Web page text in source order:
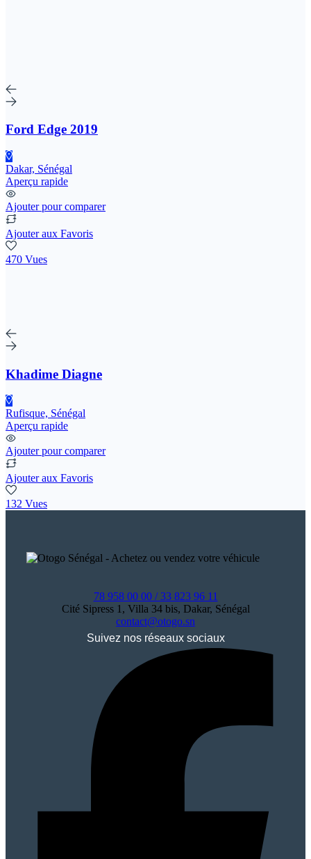
Ford Edge 2019
Dakar, Sénégal
Aperçu rapide
Ajouter pour comparer
Ajouter aux Favoris
470 Vues
Khadime Diagne
Rufisque, Sénégal
Aperçu rapide
Ajouter pour comparer
Ajouter aux Favoris
132 Vues
78 958 00 00 / 33 823 96 11
Cité Sipress 1, Villa 34 bis, Dakar, Sénégal
contact@otogo.sn
Suivez nos réseaux sociaux